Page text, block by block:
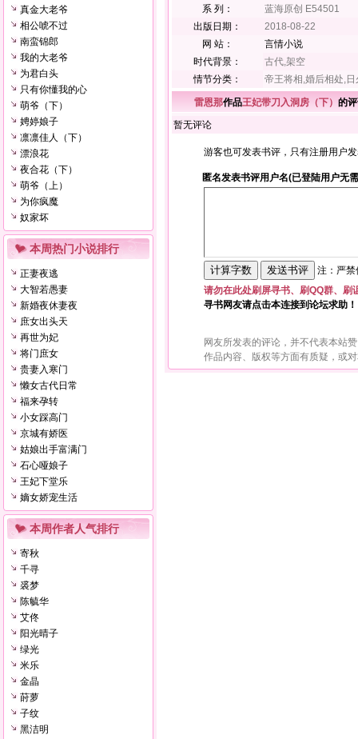
真金大老爷
相公唬不过
南蛮锦郎
我的大老爷
为君白头
只有你懂我的心
萌爷（下）
娉婷娘子
凛凛佳人（下）
漂浪花
夜合花（下）
萌爷（上）
为你疯魔
奴家坏
本周热门小说排行
正妻夜逃
大智若愚妻
新婚夜休妻夜
庶女出头天
再世为妃
将门庶女
贵妻入寒门
懒女古代日常
福来孕转
小女踩高门
京城有娇医
姑娘出手富满门
石心哑娘子
王妃下堂乐
嫡女娇宠生活
本周作者人气排行
寄秋
千寻
裘梦
陈毓华
艾佟
阳光晴子
绿光
米乐
金晶
莳萝
子纹
黑洁明
系 列：
蓝海原创 E54501
出版日期：
2018-08-22
网 站：
言情小说
时代背景：
古代,架空
情节分类：
帝王将相,婚后相处,
雷恩那作品王妃带刀入洞房（下） 的
暂无评论
游客也可发表书评，只有注册用户
匿名发表书评用户名(已登陆用户无
注：严
请勿在此处刷屏寻书、刷QQ群、刷
寻书网友请点击本连接到论坛求助！
网友所发表的评论，并不代表本站
作品内容、版权等方面有质疑，或